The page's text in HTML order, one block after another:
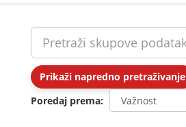
Prikaži napredno pretraživanje
Poredaj prema